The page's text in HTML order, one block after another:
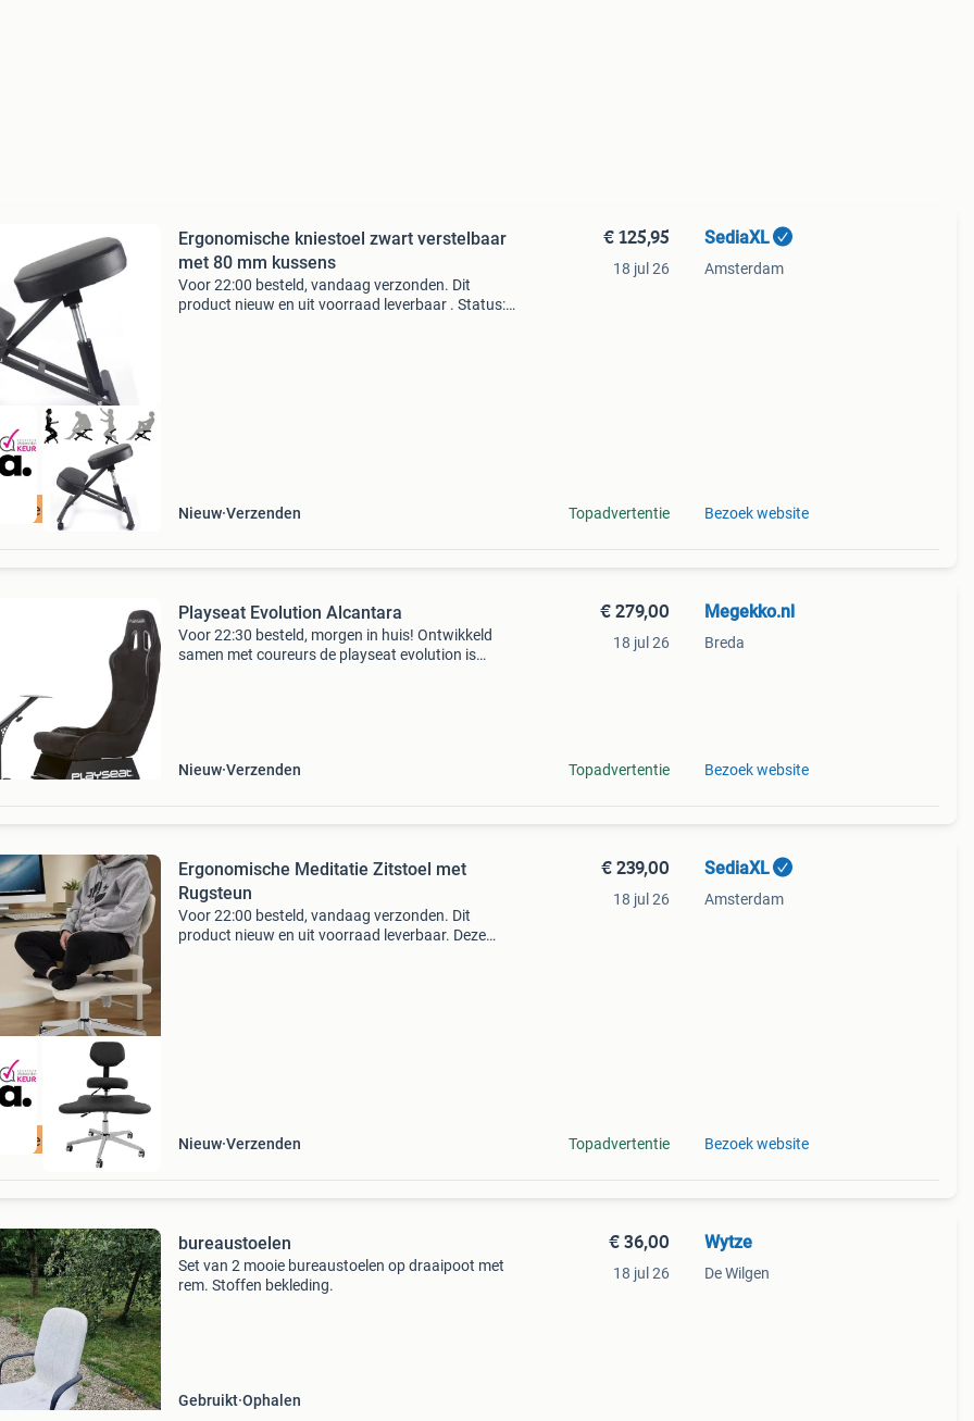
met 9+
Ergonomische kniestoel zwart verstelbaar
met 80 mm kussens
Voor 22:00 besteld, vandaag verzonden. Dit
product nieuw en uit voorraad leverbaar . Status:
Nieuw Verzenden
€ 125,95
18 jul 26
Topadvertentie
SediaXL
Amsterdam
Bezoek website
Playseat Evolution Alcantara
Voor 22:30 besteld, morgen in huis! Ontwikkeld
samen met coureurs de playseat evolution is
Nieuw Verzenden
€ 279,00
18 jul 26
Topadvertentie
Megekko.nl
Breda
Bezoek website
met 9+
Ergonomische Meditatie Zitstoel met
Rugsteun
Voor 22:00 besteld, vandaag verzonden. Dit
product nieuw en uit voorraad leverbaar. Deze
Nieuw Verzenden
€ 239,00
18 jul 26
Topadvertentie
SediaXL
Amsterdam
Bezoek website
bureaustoelen
Set van 2 mooie bureaustoelen op draaipoot met
rem. Stoffen bekleding.
Gebruikt Ophalen
€ 36,00
18 jul 26
Wytze
De Wilgen